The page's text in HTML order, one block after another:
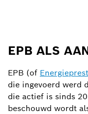
EPB ALS
EPB (of
die ingevoerd werd
die actief is sinds
beschouwd wordt